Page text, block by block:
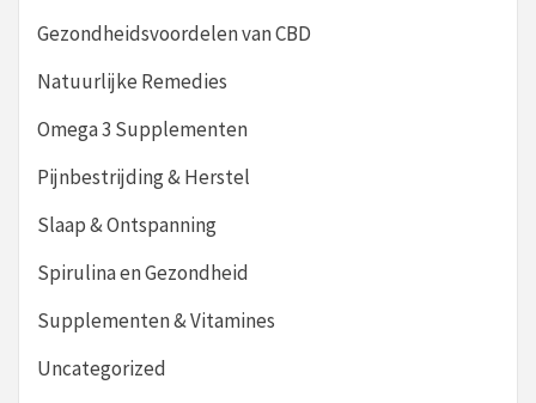
Gezondheidsvoordelen van CBD
Natuurlijke Remedies
Omega 3 Supplementen
Pijnbestrijding & Herstel
Slaap & Ontspanning
Spirulina en Gezondheid
Supplementen & Vitamines
Uncategorized